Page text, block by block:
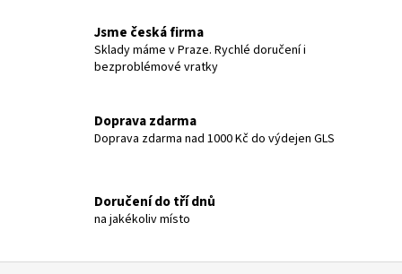
Jsme česká firma
Sklady máme v Praze. Rychlé doručení i
bezproblémové vratky
Doprava zdarma
Doprava zdarma nad 1000 Kč do výdejen GLS
Doručení do tří dnů
na jakékoliv místo